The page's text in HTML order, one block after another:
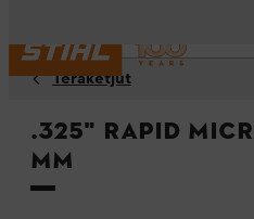
Teräketjut
.325" Rapid
mm